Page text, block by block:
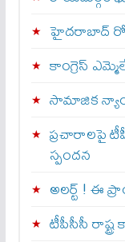
హైదరాబాద్
కాంగ్రెస్
సామాజిక
ప్రచారాలపై
స్పందన
అల‌ర్ట్ ! ఈ
టీపీసీసీ